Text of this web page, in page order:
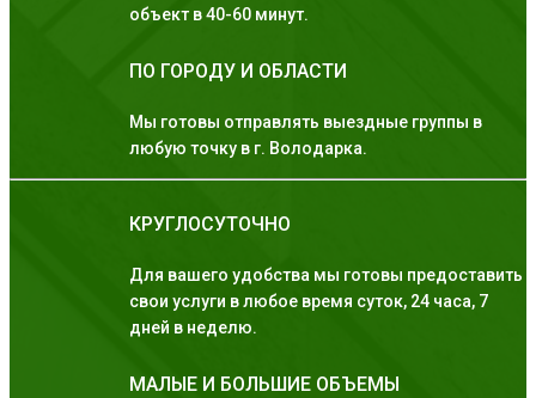
объект в 40-60 минут.
ПО ГОРОДУ И ОБЛАСТИ
Мы готовы отправлять выездные группы в
любую точку в г. Володарка.
КРУГЛОСУТОЧНО
Для вашего удобства мы готовы предоставить
свои услуги в любое время суток, 24 часа, 7
дней в неделю.
МАЛЫЕ И БОЛЬШИЕ ОБЪЕМЫ